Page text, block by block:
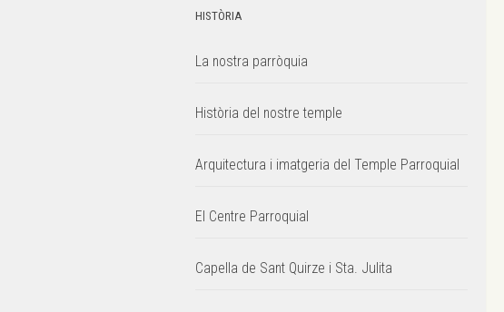
HISTÒRIA
La nostra parròquia
Història del nostre temple
Arquitectura i imatgeria del Temple Parroquial
El Centre Parroquial
Capella de Sant Quirze i Sta. Julita